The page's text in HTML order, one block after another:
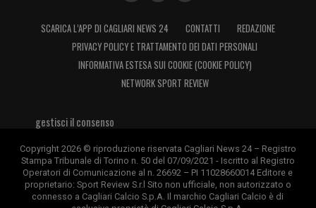
SCARICA L’APP DI CAGLIARI NEWS 24 CONTATTI
REDAZIONE
PRIVACY POLICY E TRATTAMENTO DEI DATI PERSONALI
INFORMATIVA ESTESA SUI COOKIE (COOKIE POLICY)
NETWORK SPORT REVIEW
gestisci il consenso
Copyright 2026 © riproduzione riservata Cagliari News 24 – Registro
Stampa Tribunale di Torino n. 50 del 07/09/2021 - Iscritto al Registro
Operatori di Comunicazione al n. 26692 – PI 11028660014 Editore e
proprietario: Sport Review S.r.l Sito non ufficiale, non autorizzato o
connesso a Cagliari Calcio S.p.A. Il marchio Cagliari Calcio è di